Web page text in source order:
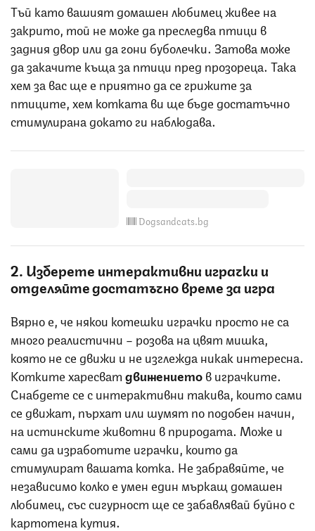
Тъй като вашият домашен любимец живее на
закрито, той не може да преследва птици в
задния двор или да гони буболечки. Затова може
да закачите къща за птици пред прозореца. Така
хем за вас ще е приятно да се грижите за
птиците, хем котката ви ще бъде достатъчно
стимулирана докато ги наблюдава.
Dogsandcats.bg
2. Изберете интерактивни играчки и
отделяйте достатъчно време за игра
Вярно е, че някои котешки играчки просто не са
много реалистични – розова на цвят мишка,
която не се движи и не изглежда никак интересна.
Котките харесватдвижениетов играчките.
Снабдете се с интерактивни такива, които сами
се движат, пърхат или шумят по подобен начин,
на истинските животни в природата. Може и
сами да изработите играчки, които да
стимулират вашата котка. Не забравяйте, че
независимо колко е умен един мъркащ домашен
любимец, със сигурност ще се забавлявай буйно с
картотена кутия.